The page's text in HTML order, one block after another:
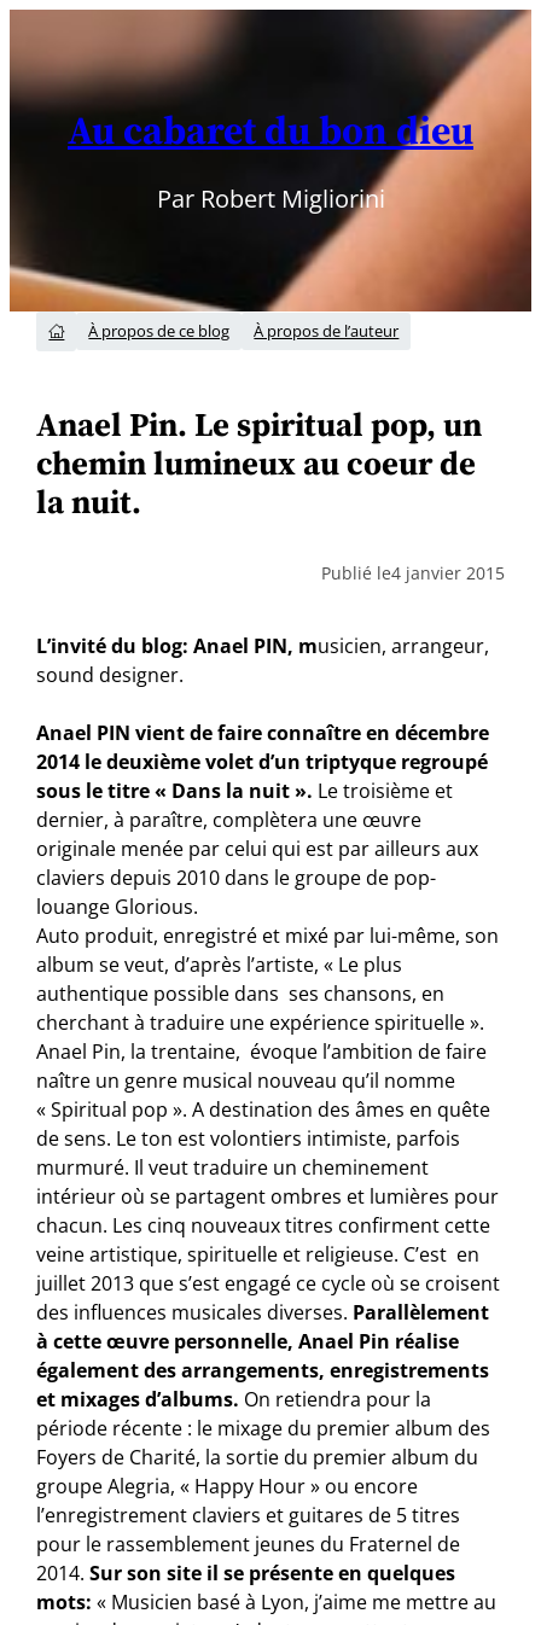
contenu
Au cabaret du bon dieu
Par Robert Migliorini
 À propos de ce blog À propos de l’auteur
Anael Pin. Le spiritual pop, un
chemin lumineux au coeur de
la nuit.
Publié le4 janvier 2015
L’invité du blog: Anael PIN, musicien, arrangeur,
sound designer.
Anael PIN vient de faire connaître en décembre
2014 le deuxième volet d’un triptyque regroupé
sous le titre « Dans la nuit ». Le troisième et
dernier, à paraître, complètera une œuvre
originale menée par celui qui est par ailleurs aux
claviers depuis 2010 dans le groupe de pop-
louange Glorious.
Auto produit, enregistré et mixé par lui-même, son
album se veut, d’après l’artiste, « Le plus
authentique possible dans ses chansons, en
cherchant à traduire une expérience spirituelle ».
Anael Pin, la trentaine, évoque l’ambition de faire
naître un genre musical nouveau qu’il nomme
« Spiritual pop ». A destination des âmes en quête
de sens. Le ton est volontiers intimiste, parfois
murmuré. Il veut traduire un cheminement
intérieur où se partagent ombres et lumières pour
chacun. Les cinq nouveaux titres confirment cette
veine artistique, spirituelle et religieuse. C’est en
juillet 2013 que s’est engagé ce cycle où se croisent
des influences musicales diverses. Parallèlement
à cette œuvre personnelle, Anael Pin réalise
également des arrangements, enregistrements
et mixages d’albums. On retiendra pour la
période récente : le mixage du premier album des
Foyers de Charité, la sortie du premier album du
groupe Alegria, « Happy Hour » ou encore
l’enregistrement claviers et guitares de 5 titres
pour le rassemblement jeunes du Fraternel de
2014. Sur son site il se présente en quelques
mots: « Musicien basé à Lyon, j’aime me mettre au